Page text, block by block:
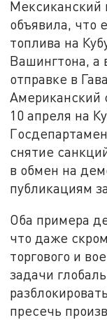
Мексиканский
объявила, что
топлива на
Вашингтона, а
отправке в
Американский
10 апреля на
снятие
в обмен на
публикациям
Оба примера
что даже
торгового и
задачи
пресечь